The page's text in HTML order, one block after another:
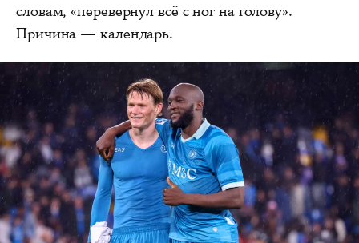
словам, «перевернул всё с ног на голову».
Причина — календарь.